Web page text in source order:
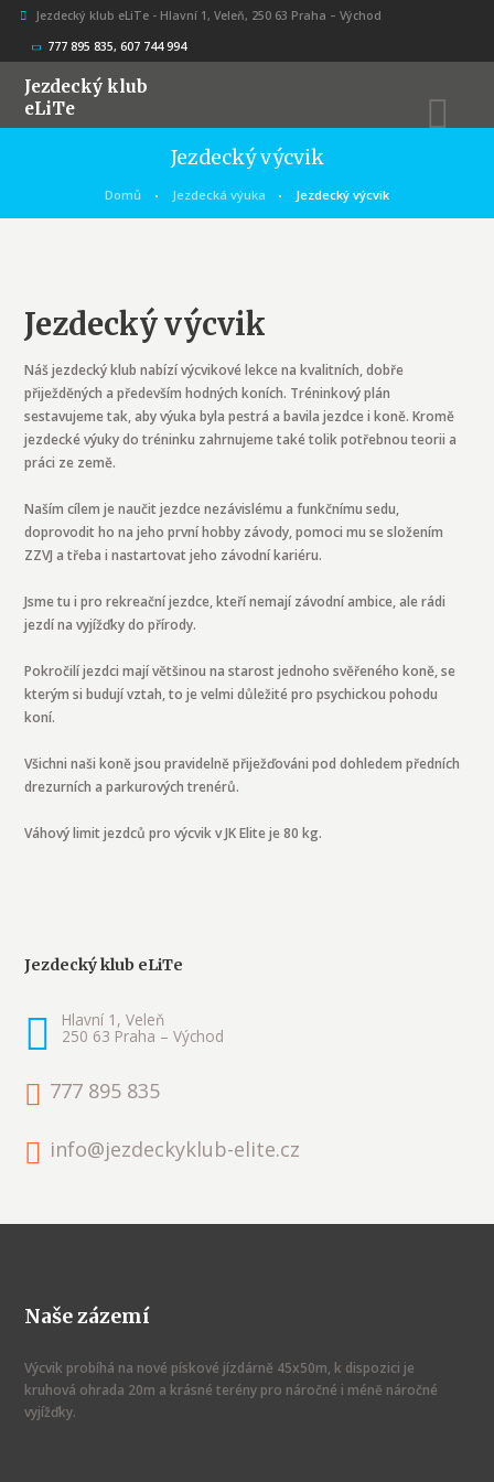
Jezdecký klub eLiTe - Hlavní 1, Veleň, 250 63 Praha – Východ
777 895 835, 607 744 994
Jezdecký klub
eLiTe
Jezdecký výcvik
Domů Jezdecká výuka Jezdecký výcvik
Jezdecký výcvik
Náš jezdecký klub nabízí výcvikové lekce na kvalitních, dobře
přiježděných a především hodných koních. Tréninkový plán
sestavujeme tak, aby výuka byla pestrá a bavila jezdce i koně. Kromě
jezdecké výuky do tréninku zahrnujeme také tolik potřebnou teorii a
práci ze země.
Naším cílem je naučit jezdce nezávislému a funkčnímu sedu,
doprovodit ho na jeho první hobby závody, pomoci mu se složením
ZZVJ a třeba i nastartovat jeho závodní kariéru.
Jsme tu i pro rekreační jezdce, kteří nemají závodní ambice, ale rádi
jezdí na vyjížďky do přírody.
Pokročilí jezdci mají většinou na starost jednoho svěřeného koně, se
kterým si budují vztah, to je velmi důležité pro psychickou pohodu
koní.
Všichni naši koně jsou pravidelně přiježďováni pod dohledem předních
drezurních a parkurových trenérů.
Váhový limit jezdců pro výcvik v JK Elite je 80 kg.
Jezdecký klub eLiTe
Hlavní 1, Veleň
250 63 Praha – Východ
777 895 835
info@jezdeckyklub-elite.cz
Naše zázemí
Výcvik probíhá na nové pískové jízdárně 45x50m, k dispozici je
kruhová ohrada 20m a krásné terény pro náročné i méně náročné
vyjížďky.